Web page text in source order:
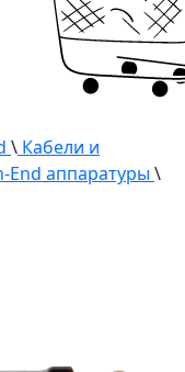
\ Кабели и
End аппаратуры \